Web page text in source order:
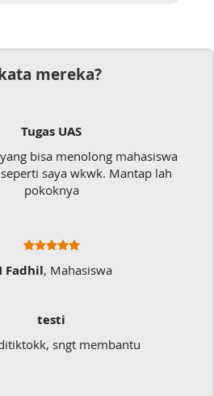
mereka?
mahasiswa
wkwk. Mantap lah
membantu